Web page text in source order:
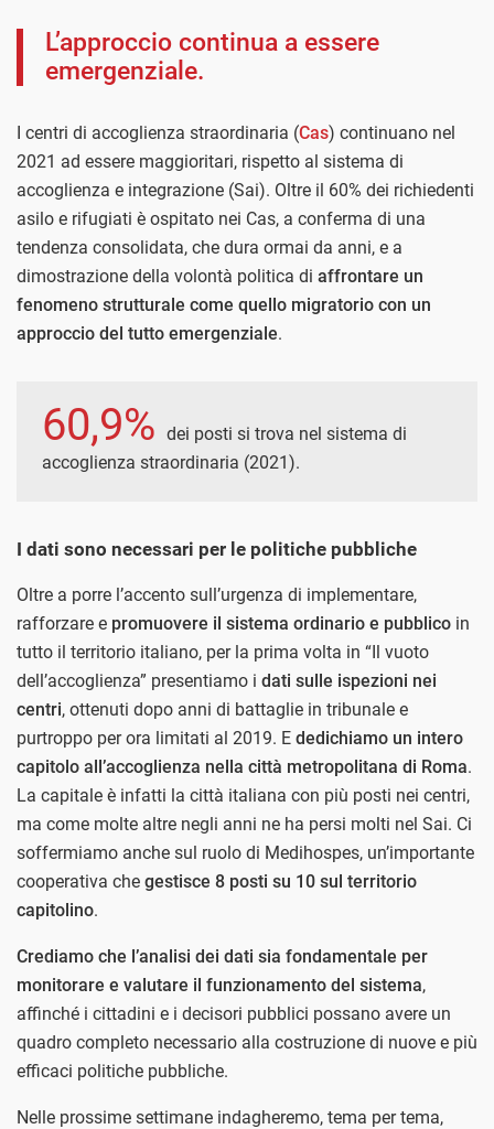
L’approccio continua a essere
emergenziale.
I centri di accoglienza straordinaria (Cas) continuano nel
2021 ad essere maggioritari, rispetto al sistema di
accoglienza e integrazione (Sai). Oltre il 60% dei richiedenti
asilo e rifugiati è ospitato nei Cas, a conferma di una
tendenza consolidata, che dura ormai da anni, e a
dimostrazione della volontà politica di affrontare un
fenomeno strutturale come quello migratorio con un
approccio del tutto emergenziale.
60,9% dei posti si trova nel sistema di
accoglienza straordinaria (2021).
I dati sono necessari per le politiche pubbliche
Oltre a porre l’accento sull’urgenza di implementare,
rafforzare e promuovere il sistema ordinario e pubblico in
tutto il territorio italiano, per la prima volta in “Il vuoto
dell’accoglienza” presentiamo i dati sulle ispezioni nei
centri, ottenuti dopo anni di battaglie in tribunale e
purtroppo per ora limitati al 2019. E dedichiamo un intero
capitolo all’accoglienza nella città metropolitana di Roma.
La capitale è infatti la città italiana con più posti nei centri,
ma come molte altre negli anni ne ha persi molti nel Sai. Ci
soffermiamo anche sul ruolo di Medihospes, un’importante
cooperativa che gestisce 8 posti su 10 sul territorio
capitolino.
Crediamo che l’analisi dei dati sia fondamentale per
monitorare e valutare il funzionamento del sistema,
affinché i cittadini e i decisori pubblici possano avere un
quadro completo necessario alla costruzione di nuove e più
efficaci politiche pubbliche.
Nelle prossime settimane indagheremo, tema per tema,